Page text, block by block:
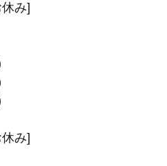
み]
み]